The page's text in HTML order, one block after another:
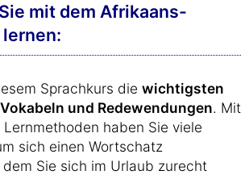
mit dem Afrikaans-
Sprachkurs die wichtigsten
und Redewendungen. Mit
haben Sie viele
sich einen Wortschatz
Sie sich im Urlaub zurecht